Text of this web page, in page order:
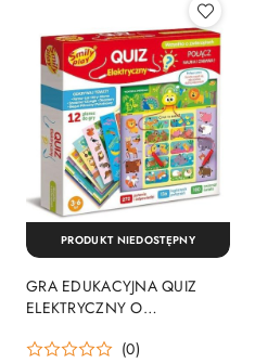
GRA EDUKACYJNA QUIZ
ELEKTRYCZNY O
SP98277 ANEK(0)
PRODUKT NIEDOSTĘPNY